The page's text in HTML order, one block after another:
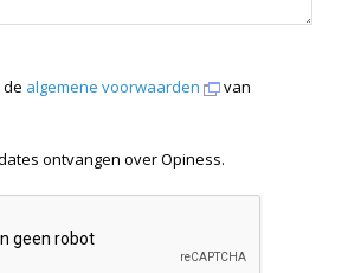
de algemene voorwaarden
van
ontvangen over Opiness.